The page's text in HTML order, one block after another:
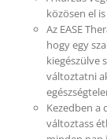
közösen el
Az EASE
hogy egy
kiegészülve
változtatni
Kezedben a
változtass